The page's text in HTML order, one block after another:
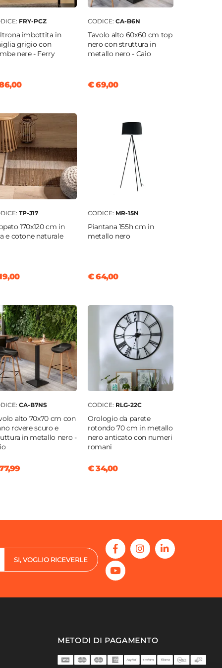
FRY-PCZ
imbottita in
grigio con
nere - Ferry
CODICE: CA-B6N
Tavolo alto 60x60 cm top
nero con struttura in
metallo nero - Caio
€ 69,00
TP-J17
170x120 cm in
e cotone naturale
CODICE: MR-15N
Piantana 155h cm in
metallo nero
€ 64,00
CA-B7NS
alto 70x70 cm con
rovere scuro e
in metallo nero -
CODICE: RLG-22C
Orologio da parete
rotondo 70 cm in metallo
nero anticato con numeri
romani
€ 34,00
SI, VOGLIO RICEVERLE
METODI DI PAGAMENTO